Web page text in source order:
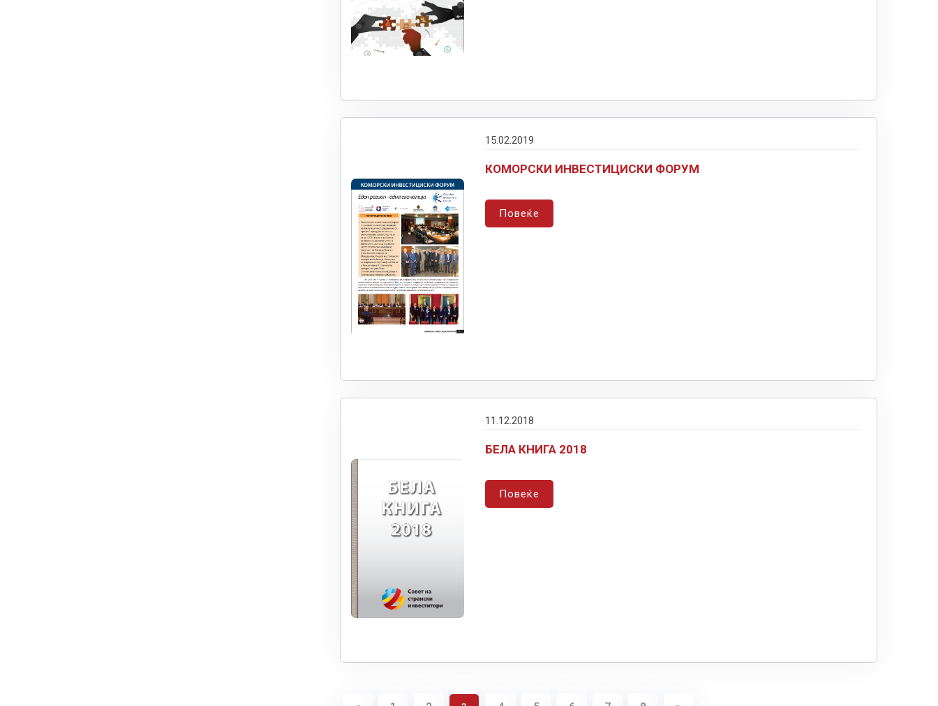
15.02.2019
КОМОРСКИ ИНВЕСТИЦИСКИ ФОРУМ
Повеќе
11.12.2018
БЕЛА КНИГА 2018
Повеќе